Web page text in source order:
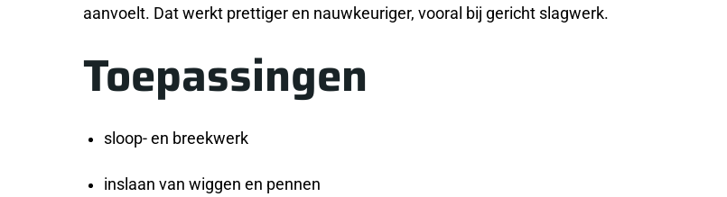
aanvoelt. Dat werkt prettiger en nauwkeuriger, vooral bij gericht slagwerk.
Toepassingen
sloop- en breekwerk
inslaan van wiggen en pennen